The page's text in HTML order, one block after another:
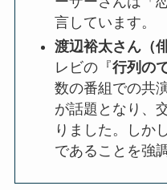
言しています。
渡辺裕太さん（
レビの『行列の
数の番組での共
が話題となり、
りました。しか
であることを強